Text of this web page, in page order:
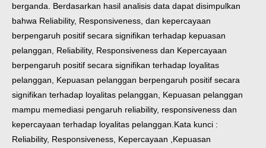
berganda. Berdasarkan hasil analisis data dapat disimpulkan
bahwa Reliability, Responsiveness, dan kepercayaan
berpengaruh positif secara signifikan terhadap kepuasan
pelanggan, Reliability, Responsiveness dan Kepercayaan
berpengaruh positif secara signifikan terhadap loyalitas
pelanggan, Kepuasan pelanggan berpengaruh positif secara
signifikan terhadap loyalitas pelanggan, Kepuasan pelanggan
mampu memediasi pengaruh reliability, responsiveness dan
kepercayaan terhadap loyalitas pelanggan. Kata kunci :
Reliability, Responsiveness, Kepercayaan ,Kepuasan